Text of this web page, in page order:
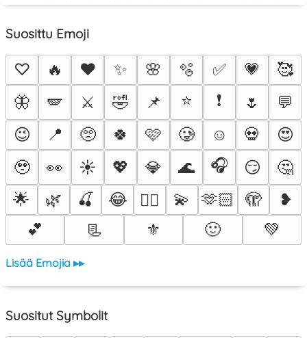
Suosittu Emoji
♡ 🔥 ❤️ ✨ 🌸 🫧 ✅ 💗
🥰
🦋
🪽 ⚔️ 🤣 📌 ⭐ ❗ 🌷
💬
😉
📍 🥺 🍀 🩷 🥲 ☺️ 💀
😍
🥹
👀 ☀️ 💖 💎 🌊 🎧 😏
🤔
🌟
🌿 🍒 😂 ❤️‍🔥 💫 🫶🏻 🫣
❥
💕
📃 ⚜️ 🙂 💚
Lisää Emojia ▸▸
Suositut Symbolit